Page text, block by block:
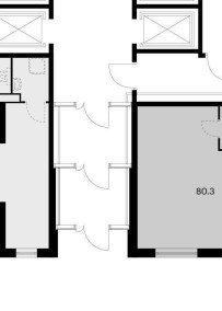
Характеристики
О помещении
Где находится
Контакты
Другие объявления
Характеристики помещения
№ объявления
02.08.2024
Котельники